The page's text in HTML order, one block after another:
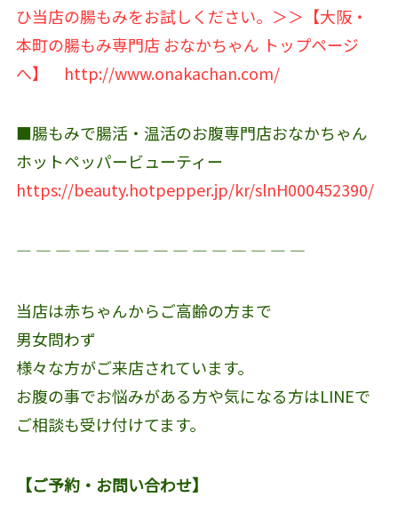
ひ当店の腸もみをお試しください。＞＞【大阪・
本町の腸もみ専門店 おなかちゃん トップページ
へ】
http://www.onakachan.com/
■腸もみで腸活・温活のお腹専門店おなかちゃん
ホットペッパービューティー
https://beauty.hotpepper.jp/kr/slnH000452390/
― ― ― ― ― ― ― ― ― ― ― ― ― ― ―
当店は赤ちゃんからご高齢の方まで
男女問わず
様々な方がご来店されています。
お腹の事でお悩みがある方や気になる方はLINEで
ご相談も受け付けてます。
【ご予約・お問い合わせ】